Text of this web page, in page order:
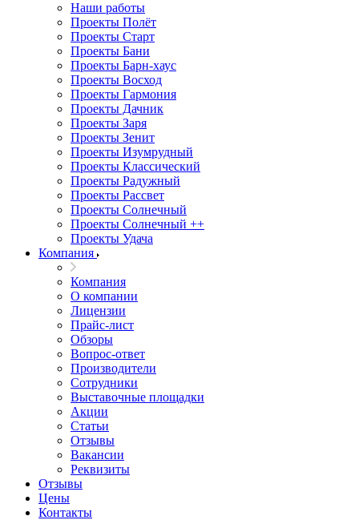
Наши работы
Проекты Полёт
Проекты Старт
Проекты Бани
Проекты Барн-хаус
Проекты Восход
Проекты Гармония
Проекты Дачник
Проекты Заря
Проекты Зенит
Проекты Изумрудный
Проекты Классический
Проекты Радужный
Проекты Рассвет
Проекты Солнечный
Проекты Солнечный ++
Проекты Удача
Компания
Компания
О компании
Лицензии
Прайс-лист
Обзоры
Вопрос-ответ
Производители
Сотрудники
Выставочные площадки
Акции
Статьи
Отзывы
Вакансии
Реквизиты
Отзывы
Цены
Контакты